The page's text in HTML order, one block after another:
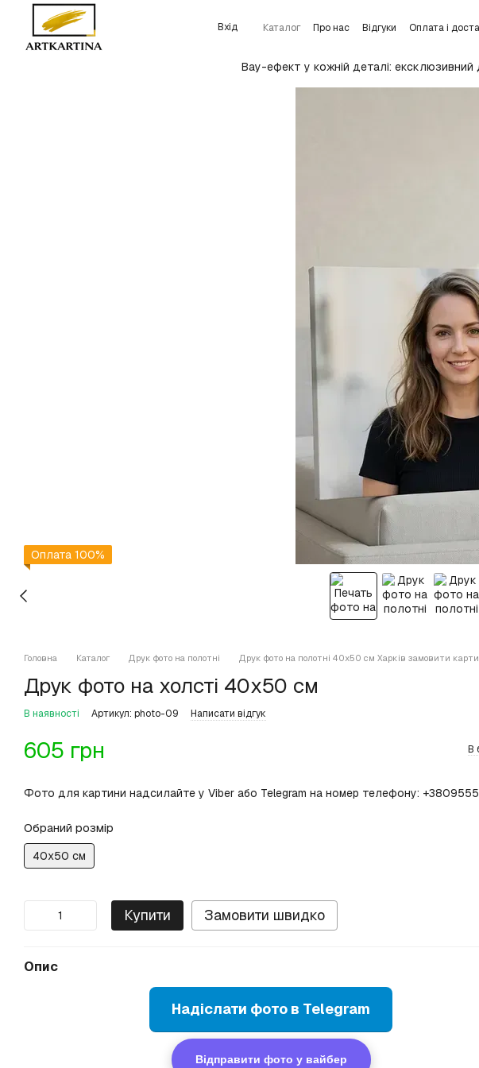
Перейти до основного контенту
Вхід Каталог Про нас Відгуки Оплата і
Вау-ефект у кожній деталі:
Оплата 100%
Головна Каталог Друк фото на полотні Друк фото на полотні 40х50 см Харків замовити
Друк фото на холсті 40х50 см
В наявності Артикул: photo-09 Написати відгук
605 грн В
Фото для картини надсилайте у Viber або Telegram на номер телефону:
Обраний розмір
40х50 см
Купити Замовити швидко
Опис
Надіслати фото в Telegram
Відправити фото у вайбер